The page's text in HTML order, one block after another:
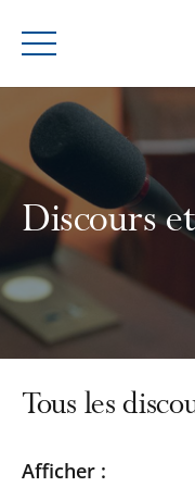
Menu
Discours
Tous les
Passer
Passer
Afficher :